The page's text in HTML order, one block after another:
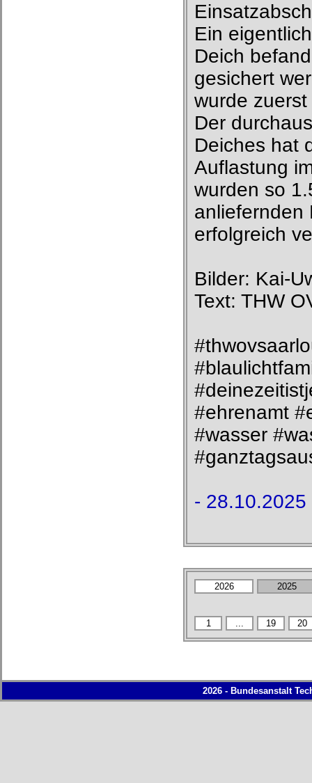
Ein
Deich
gesichert
wurde
Der
Deiches hat
Auflastung
wurden so
anliefernden
erfolgreich
Bilder: Kai-
Text: THW
#ehrenamt
#wasser
- 28.10.2025
2026 - Bundesanstalt